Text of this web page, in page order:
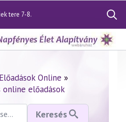
tere 7-8.
Search
for:
Előadások Online »
online előadások
Keresés